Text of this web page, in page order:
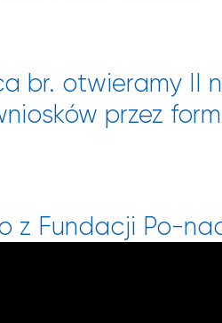
br. otwieramy II
przez
z Fundacji Po-